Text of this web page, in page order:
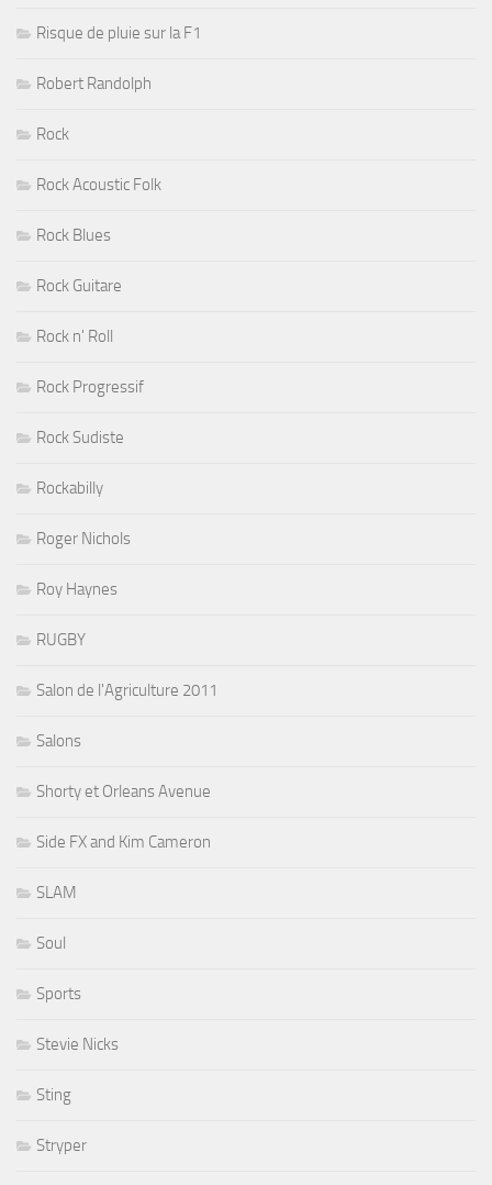
Risque de pluie sur la F1
Robert Randolph
Rock
Rock Acoustic Folk
Rock Blues
Rock Guitare
Rock n' Roll
Rock Progressif
Rock Sudiste
Rockabilly
Roger Nichols
Roy Haynes
RUGBY
Salon de l'Agriculture 2011
Salons
Shorty et Orleans Avenue
Side FX and Kim Cameron
SLAM
Soul
Sports
Stevie Nicks
Sting
Stryper